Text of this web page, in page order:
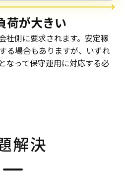
荷が大きい
社側に要求されます。安定稼
る場合もありますが、いずれ
なって保守運用に対応する必
解決